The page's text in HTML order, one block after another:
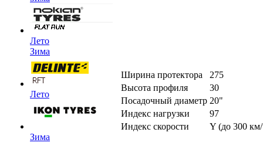
Лето
Зима
Лето
Зима
Ширина протектора
275
Высота профиля
30
Посадочный диаметр 20"
Индекс нагрузки
97
Индекс скорости
Y (до 300